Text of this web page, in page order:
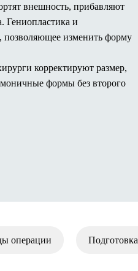
внешность, прибавляют
Гениопластика и
позволяющее изменить форму
корректируют размер,
формы без второго
операции Подготовка